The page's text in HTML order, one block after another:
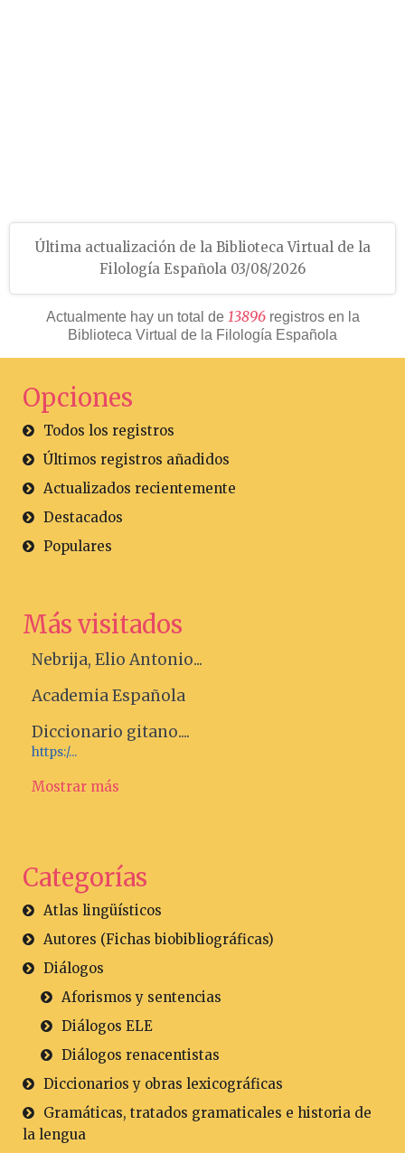
Última actualización de la Biblioteca Virtual de la
Filología Española 03/08/2026
Actualmente hay un total de 13896registros en la
Biblioteca Virtual de la Filología Española
Opciones
Todos los registros
Últimos registros añadidos
Actualizados recientemente
Destacados
Populares
Más visitados
Nebrija, Elio Antonio...
Academia Española
Diccionario gitano....
https:/...
Mostrar más
Categorías
Atlas lingüísticos
Autores (Fichas biobibliográficas)
Diálogos
Aforismos y sentencias
Diálogos ELE
Diálogos renacentistas
Diccionarios y obras lexicográficas
Gramáticas, tratados gramaticales e historia de
la lengua